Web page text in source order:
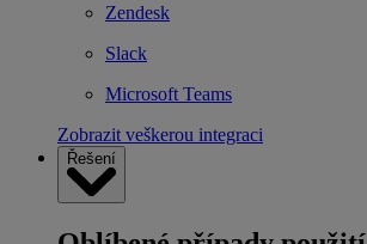
Zendesk
Slack
Microsoft Teams
Zobrazit veškerou integraci
Řešení